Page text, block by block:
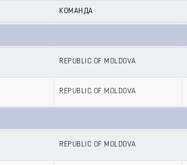
КОМАНДА
REPUBLIC OF MOLDOVA
REPUBLIC OF MOLDOVA
REPUBLIC OF MOLDOVA